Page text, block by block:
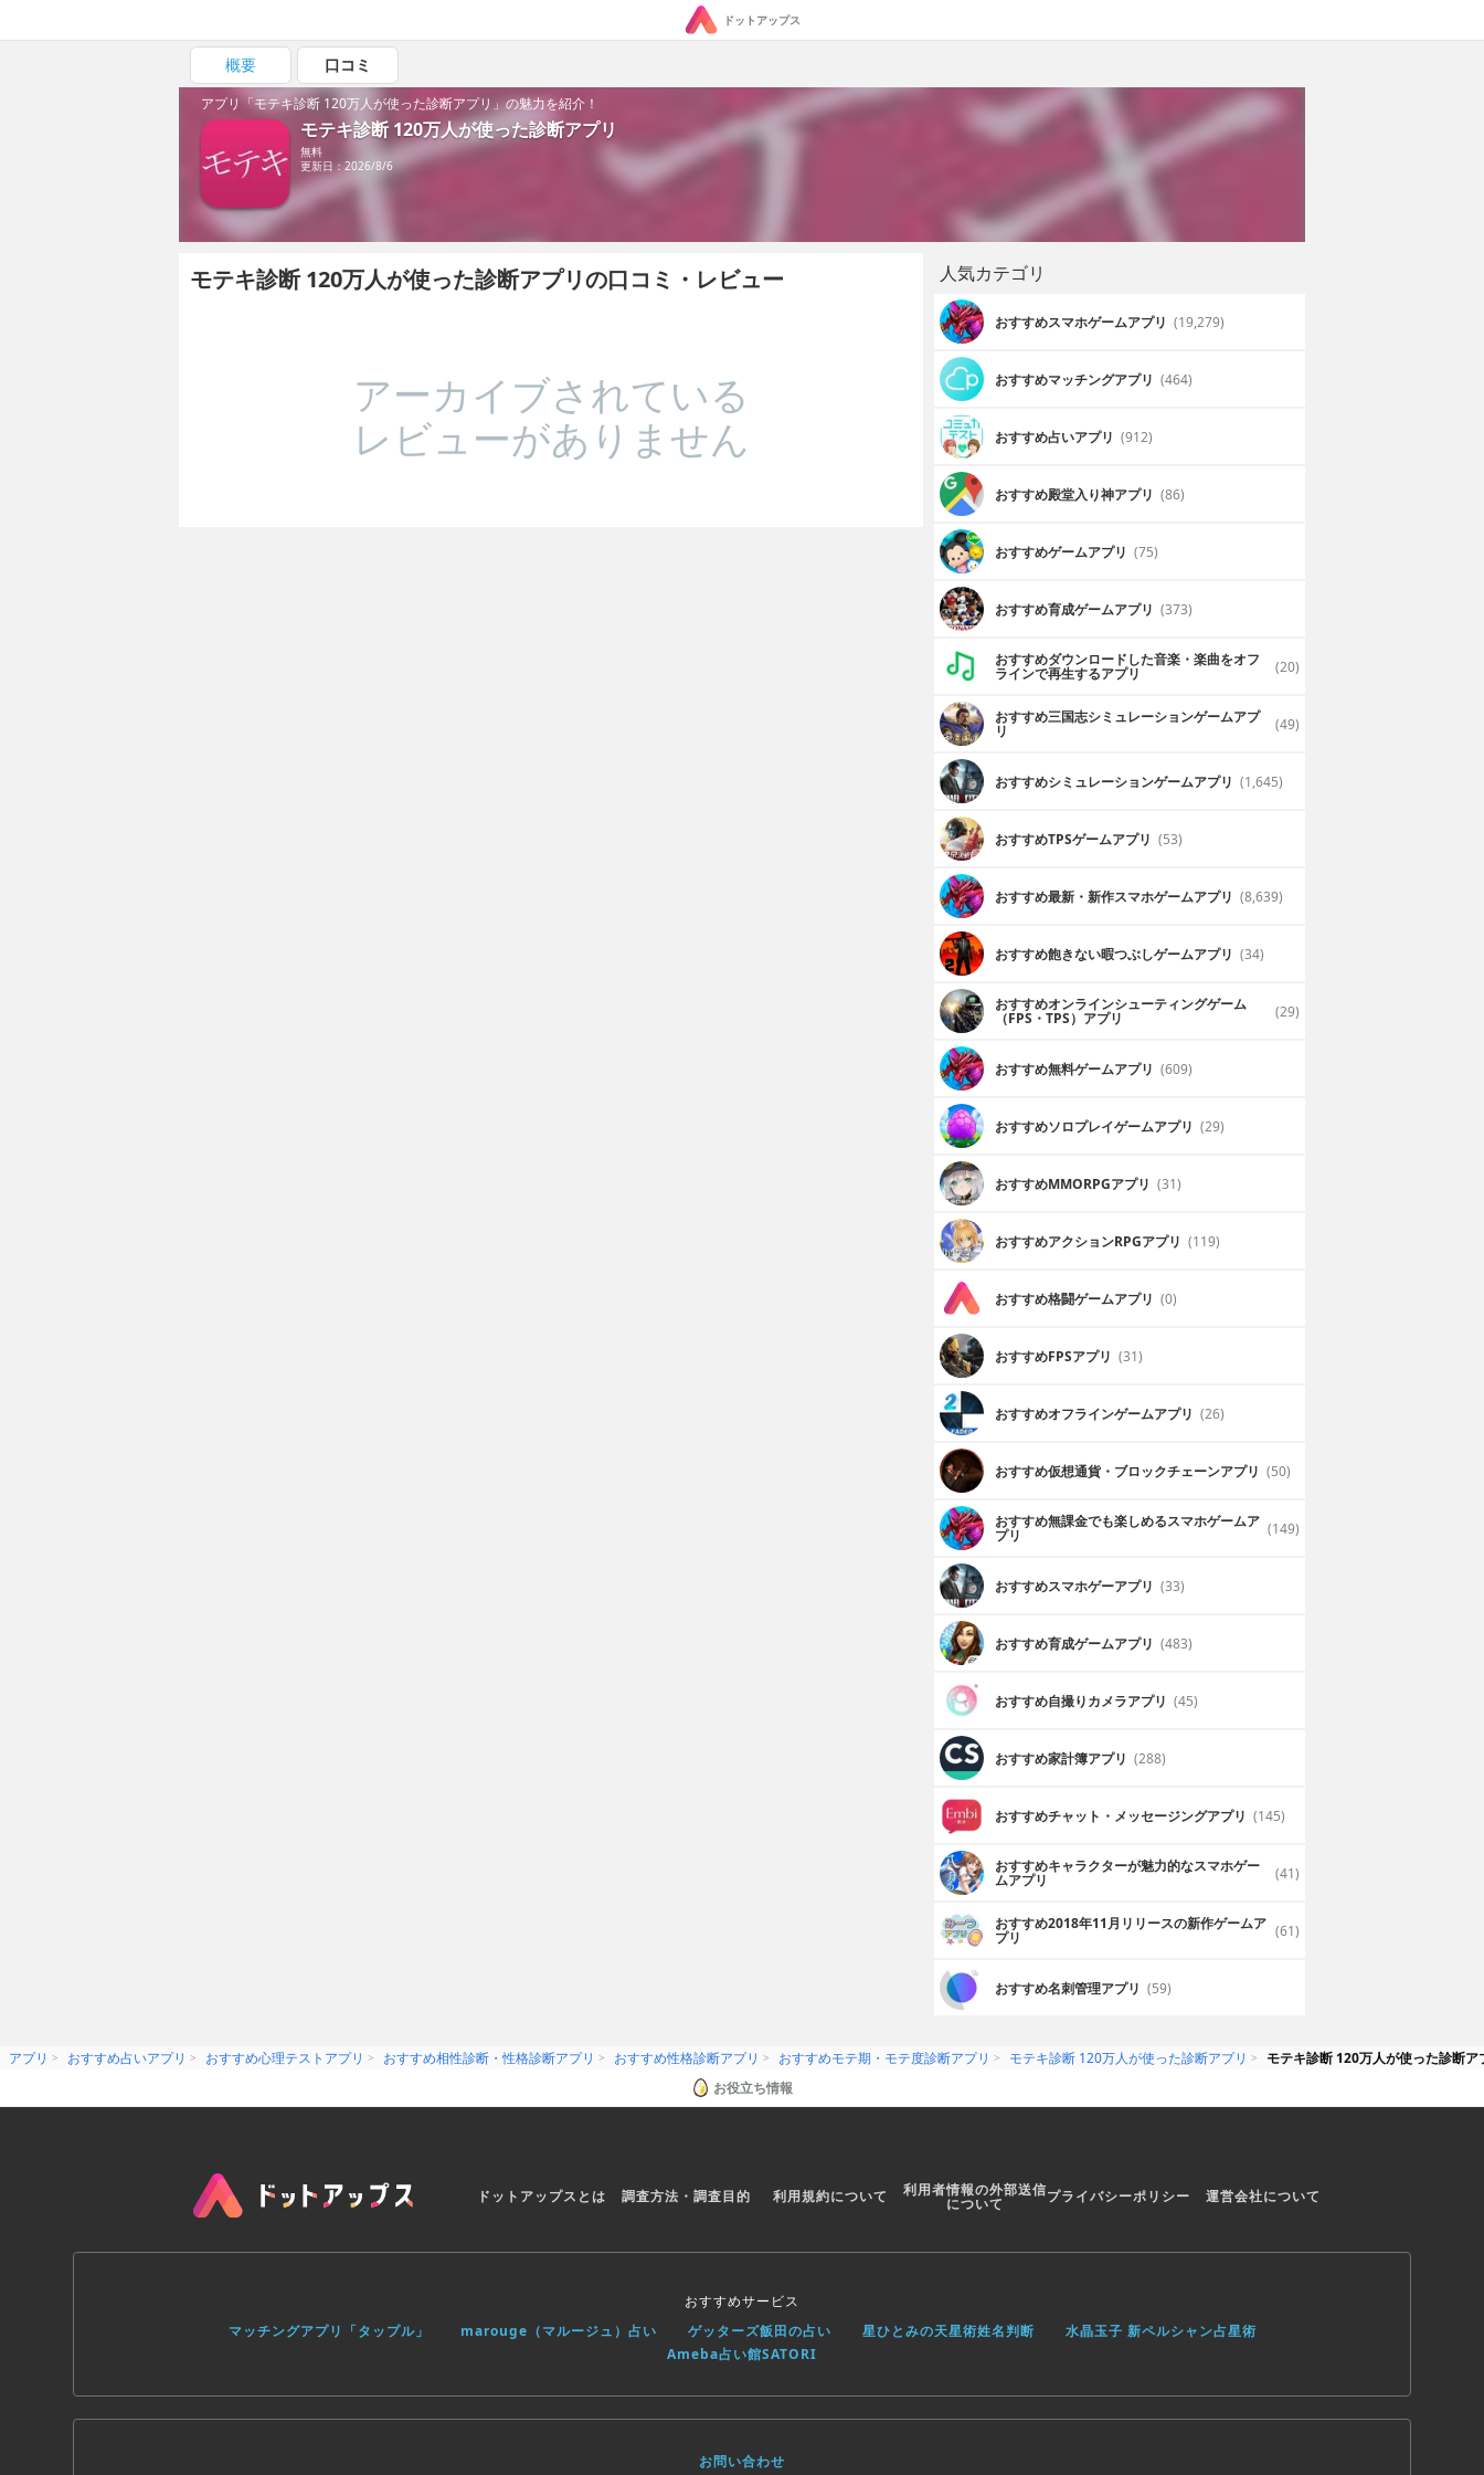
ドットアップス
概要 口コミ
アプリ「モテキ診断 120万人が使った診断アプリ」の魅力を紹介！
モテキ診断 120万人が使った診断アプリ
無料
更新日：2026/8/6
モテキ診断 120万人が使った診断アプリの口コミ・レビュー
アーカイブされている
レビューがありません
人気カテゴリ
おすすめスマホゲームアプリ (19,279)
おすすめマッチングアプリ (464)
おすすめ占いアプリ (912)
おすすめ殿堂入り神アプリ (86)
おすすめゲームアプリ (75)
おすすめ育成ゲームアプリ (373)
おすすめダウンロードした音楽・楽曲をオフ
ラインで再生するアプリ (20)
おすすめ三国志シミュレーションゲームアプ
リ (49)
おすすめシミュレーションゲームアプリ (1,645)
おすすめTPSゲームアプリ (53)
おすすめ最新・新作スマホゲームアプリ (8,639)
おすすめ飽きない暇つぶしゲームアプリ (34)
おすすめオンラインシューティングゲーム
（FPS・TPS）アプリ (29)
おすすめ無料ゲームアプリ (609)
おすすめソロプレイゲームアプリ (29)
おすすめ MMORPGアプリ (31)
おすすめアクションRPGアプリ (119)
おすすめ格闘ゲームアプリ (0)
おすすめFPSアプリ (31)
おすすめオフラインゲームアプリ (26)
おすすめ仮想通貨・ブロックチェーンアプリ (50)
おすすめ無課金でも楽しめるスマホゲームア
プリ (149)
おすすめスマホゲーアプリ (33)
おすすめ育成ゲームアプリ (483)
おすすめ自撮りカメラアプリ (45)
おすすめ家計簿アプリ (288)
おすすめチャット・メッセージングアプリ (145)
おすすめキャラクターが魅力的なスマホゲー
ムアプリ (41)
おすすめ2018年11月リリースの新作ゲームア
プリ (61)
おすすめ名刺管理アプリ (59)
アプリ おすすめ占いアプリ おすすめ心理テストアプリ おすすめ相性診断・性格診断アプリ おすすめ性格診断アプリ おすすめモテ期・モテ度診断アプリ モテキ診断 120万人が使った診断アプリ
モテキ診断 120万人が使った診断
お役立ち情報
ドットアップスとは 調査方法・調査目的 利用規約について 利用者情報の外部送信
について プライバシーポリシー 運営会社について
おすすめサービス
マッチングアプリ「タップル」
marouge（マルージュ）占い ゲッターズ飯田の占い 星ひとみの天星術姓名判断
水晶玉子 新ペルシャン占星術
Ameba占い館SATORI
お問い合わせ